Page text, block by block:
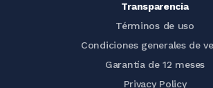
Transparencia
Términos de uso
Condiciones generales de
Garantía de 12 meses
Privacy Policy